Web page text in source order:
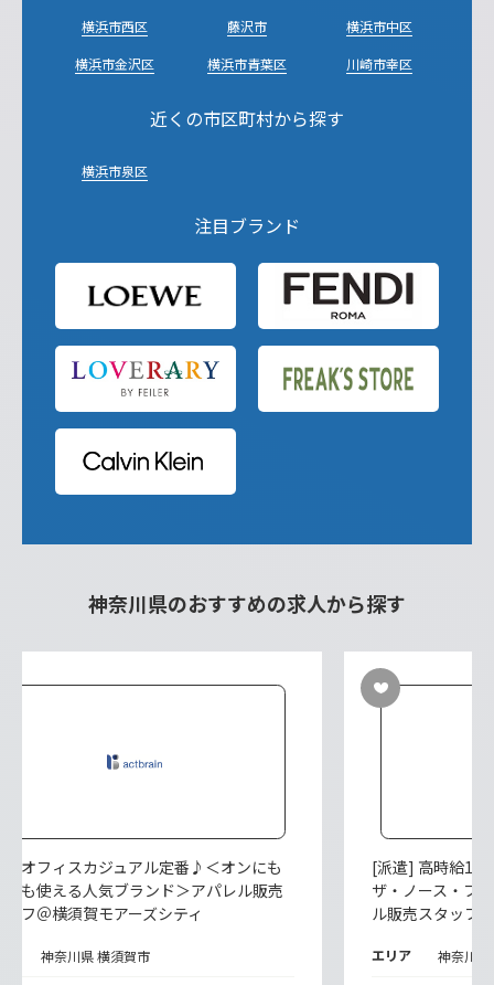
横浜市西区 藤沢市
横浜市中区
横浜市金沢区
横浜市青葉区 川崎市幸区
近くの市区町村から探す
横浜市泉区
注目ブランド
神奈川県のおすすめの求人から探す
] オフィスカジュアル定番♪＜オンにも
にも使える人気ブランド＞アパレル販売
ッフ＠横須賀モアーズシティ
神奈川県 横須賀市
[派遣] 高時給
ザ・ノース・フ
ル販売スタッフ
エリア 神奈川